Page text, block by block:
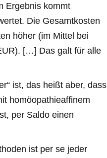
Ergebnis kommt
Die Gesamtkosten
höher (im Mittel bei
[…] Das galt für alle
ist, das heißt aber, dass
homöopathieaffinem
per Saldo einen
ist per se jeder